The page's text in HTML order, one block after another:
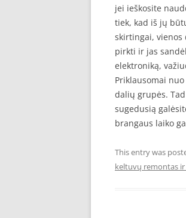
jei ieškosite
tiek, kad iš jų
skirtingai, vienos
pirkti ir jas
elektroniką,
Priklausomai
dalių grupės.
sugedusią
brangaus laiko
This entry was
keltuvų remontas ir